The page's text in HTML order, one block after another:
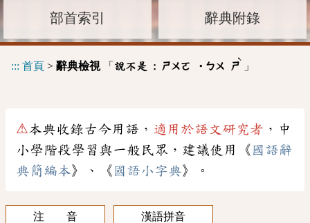
部首索引 辭典附錄
::: 首頁 > 辭典檢視「 說不是 : ㄕㄨㄛ ˙ㄅㄨ ㄕ
ˋ
」
⚠本典收錄古今用語， 適用於語文研究者 ，中
小學階段學習與一般民眾，建議使用《 國語辭
典簡編本》、《 國語小字典》。
注 音
漢語拼音